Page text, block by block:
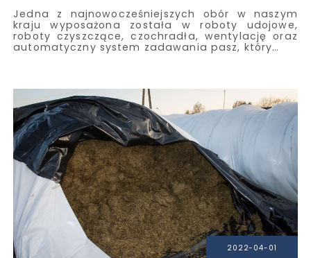
Jedna z najnowocześniejszych obór w naszym
kraju wyposażona została w roboty udojowe,
roboty czyszczące, czochradła, wentylację oraz
automatyczny system zadawania pasz, który…
2022-04-01